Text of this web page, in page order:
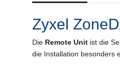
Zyxel
Die Remote Unit ist die
die Installation besonders